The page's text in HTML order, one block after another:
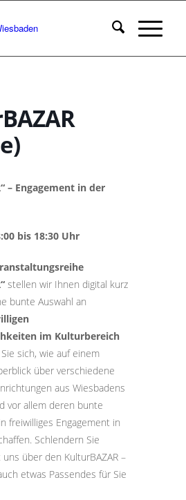
– Engagement in der
bis 18:30 Uhr
stellen wir Ihnen digital kurz
bunte Auswahl an
im Kulturbereich
sich, wie auf einem
über verschiedene
aus Wiesbadens
vor allem deren bunte
freiwilliges Engagement in
Schlendern Sie
über den KulturBAZAR –
etwas Passendes für Sie